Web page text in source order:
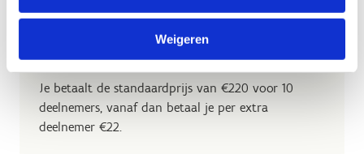
Weigeren
Wat kost het?
Je betaalt de standaardprijs van €220 voor 10
deelnemers, vanaf dan betaal je per extra
deelnemer €22.